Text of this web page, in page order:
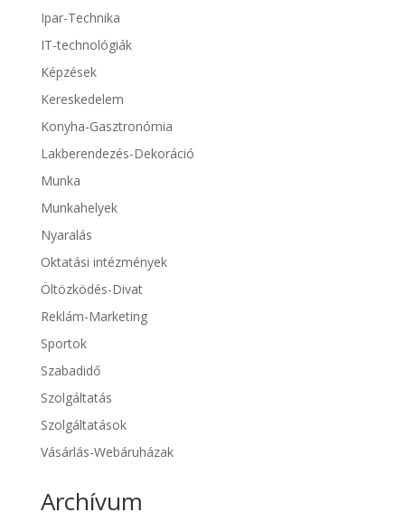
Ipar-Technika
IT-technológiák
Képzések
Kereskedelem
Konyha-Gasztronómia
Lakberendezés-Dekoráció
Munka
Munkahelyek
Nyaralás
Oktatási intézmények
Öltözködés-Divat
Reklám-Marketing
Sportok
Szabadidő
Szolgáltatás
Szolgáltatások
Vásárlás-Webáruházak
Archívum